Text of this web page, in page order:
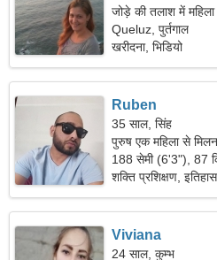
जोड़े की तलाश में
Queluz, पुर्तगाल
खरीदना, भिडियो
Ruben
35 साल, सिंह
पुरुष एक महिला से
188 सेमी (6'3"), 87
शक्ति प्रशिक्षण, इतिहास
Viviana
24 साल, कुम्भ